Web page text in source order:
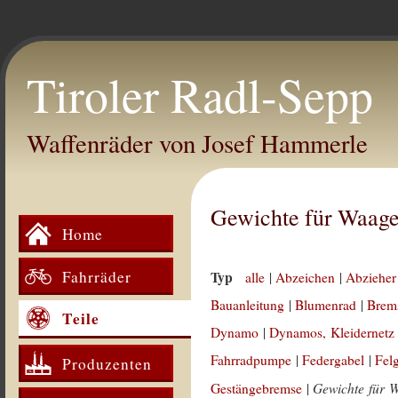
Tiroler Radl-Sepp
Waffenräder von Josef Hammerle
Home
Fahrräder
Teile
Produzenten
Gewichte für
Typ alle |Abzeichen |
Bauanleitung |Blumenrad |
Dynamo |Dynamos, Kleidernetz
Fahrradpumpe |Federgabel |
Gestängebremse |Gewichte für